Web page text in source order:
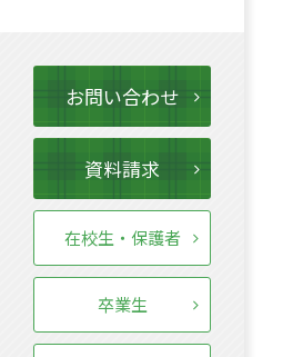
お問い合わせ
資料請求
在校生・保護者
卒業生